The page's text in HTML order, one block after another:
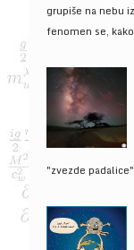
grupiše na nebu
fenomen se,
"zvezde